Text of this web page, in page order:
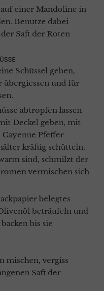
Benutze dabei
Saft der Roten
übergiessen und für
Deckel geben, mit
Pfeffer
kräftig schütteln.
sind, schmilzt der
vermischen sich
beträufeln und
bis sie
Saft der